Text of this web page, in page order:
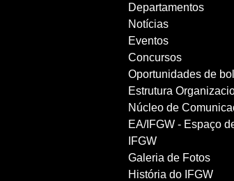
Departamentos
Notícias
Eventos
Concursos
Oportunidades de
Estrutura
Núcleo de
EA/IFGW - Espaço
IFGW
Galeria de Fotos
História do IFGW